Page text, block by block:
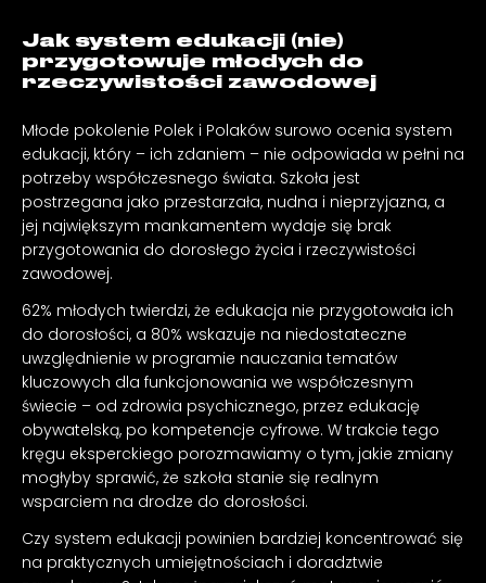
Jak system edukacji (nie)
przygotowuje młodych do
rzeczywistości zawodowej
Młode pokolenie Polek i Polaków surowo ocenia system
edukacji, który – ich zdaniem – nie odpowiada w pełni na
potrzeby współczesnego świata. Szkoła jest
postrzegana jako przestarzała, nudna i nieprzyjazna, a
jej największym mankamentem wydaje się brak
przygotowania do dorosłego życia i rzeczywistości
zawodowej.
62% młodych twierdzi, że edukacja nie przygotowała ich
do dorosłości, a 80% wskazuje na niedostateczne
uwzględnienie w programie nauczania tematów
kluczowych dla funkcjonowania we współczesnym
świecie – od zdrowia psychicznego, przez edukację
obywatelską, po kompetencje cyfrowe. W trakcie tego
kręgu eksperckiego porozmawiamy o tym, jakie zmiany
mogłyby sprawić, że szkoła stanie się realnym
wsparciem na drodze do dorosłości.
Czy system edukacji powinien bardziej koncentrować się
na praktycznych umiejętnościach i doradztwie